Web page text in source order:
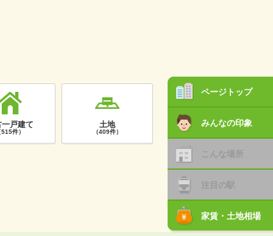
ページトップ
みんなの印象
こんな場所
注目の駅
家賃・土地相場
一戸建て
515件）
土地
（409件）